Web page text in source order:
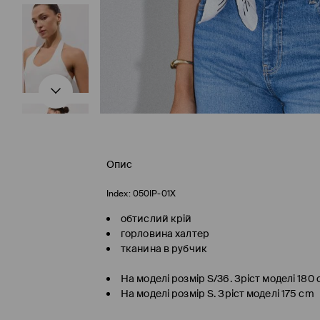
Опис
Index: 050IP-01X
обтислий крій
горловина халтер
тканина в рубчик
На моделі розмір S/36. Зріст моделі 180
На моделі розмір S. Зріст моделі 175 cm